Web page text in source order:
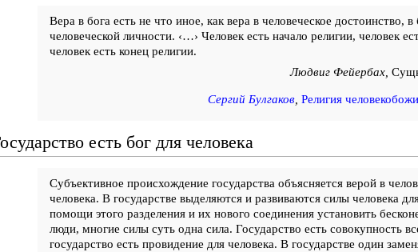
Вера в бога есть не что иное, как вера в человеческое достоинство,
человеческой личности. ‹…› Человек есть начало религии, человек
человек есть конец религии.
Людвиг Фейербах,
Сергий Булгаков Религия
есть бог для человека
Субъективное происхождение государства объясняется верой в
человека. В государстве выделяются и развиваются силы человека
помощи этого разделения и их нового соединения установить
люди, многие силы суть одна сила. Государство есть совокупность
государство есть провидение для человека. В государстве один